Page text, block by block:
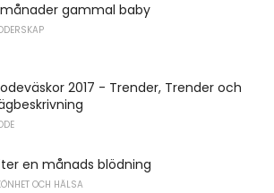
gammal baby
2017 - Trender, Trender och
en månads blödning
OCH HÄLSA